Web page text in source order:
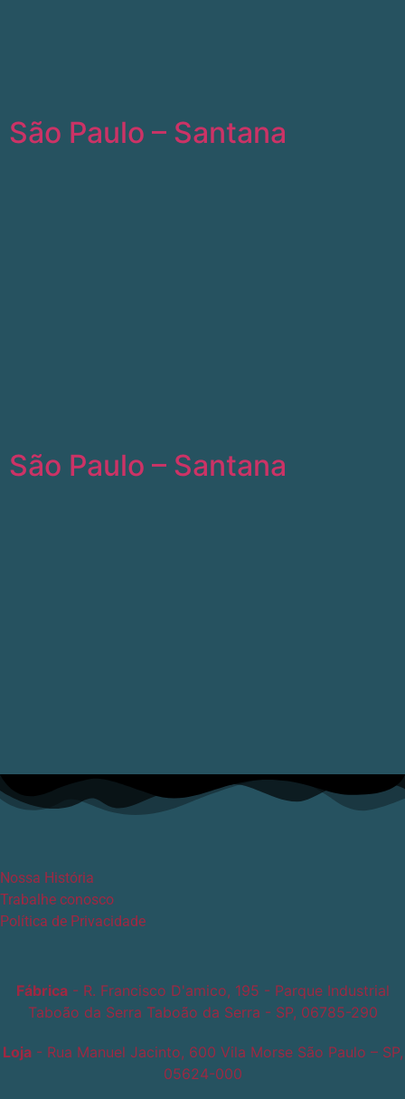
São Paulo – Santana
São Paulo – Santana
Nossa História
Trabalhe conosco
Política de Privacidade
Fábrica- R. Francisco D'amico, 195 - Parque Industrial
Taboão da Serra Taboão da Serra - SP, 06785-290
Loja- Rua Manuel Jacinto, 600 Vila Morse São Paulo – SP,
05624-000